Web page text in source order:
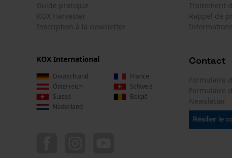
Guide pratique
KOX Harvester
Inscription à la newsletter
Traitement
Rappel de
Contact
Formulaire
Formulaire
Newsletter
Résilier le
KOX International
Deutschland
France
Österreich
Schweiz
Suisse
België
Nederland